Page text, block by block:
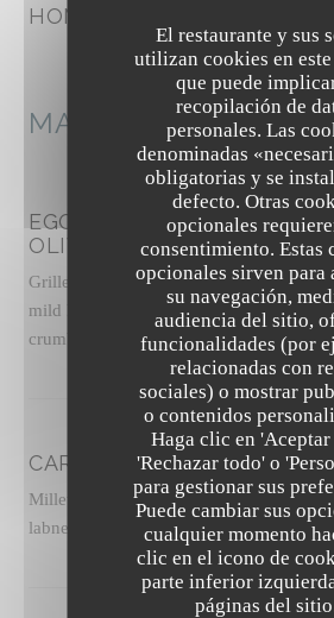
El restaurante y sus
utilizan cookies en
que puede
recopilación de
personales. Las
denominadas
obligatorias y se
defecto. Otras
opcionales
consentimiento. Estas
opcionales sirven para
su navegación,
audiencia del sitio,
funcionalidades (por
relacionadas con
sociales) o mostrar
o contenidos
Haga clic en 'Aceptar
'Rechazar todo' o
para gestionar sus
Puede cambiar sus
cualquier momento
clic en el icono de
parte inferior
páginas del
HOMEMADE SEEDS
Lista de alérgenos
MAINS
EGGPLANT CAPONATA
OLIVES
Grilled panisse, slow-roasted tomato
mild harissa, basil pesto, pickled celery,
crumble, basil shoots
Lista de alérgenos
CARROTS FATTOUSH-
Millet tabbouleh with fresh herbs, vegan
labneh, zhoug sauce, almond dukkah,
Lista de alérgenos
The Friendly